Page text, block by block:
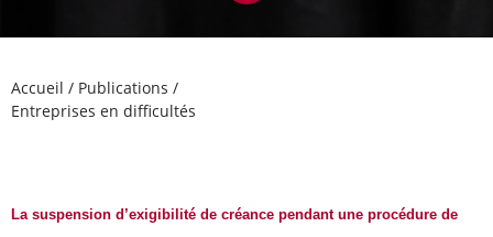
Accueil / Publications /
Entreprises en difficultés
La suspension d’exigibilité de créance pendant une procédure de